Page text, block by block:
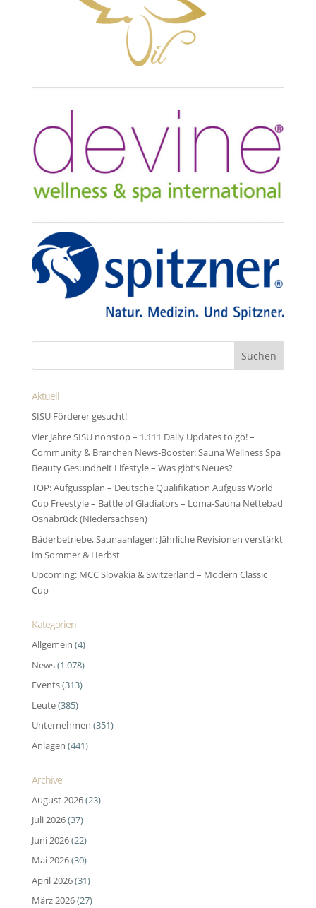
Aktuell
SISU Förderer gesucht!
Vier Jahre SISU nonstop – 1.111 Daily Updates to go! –
Community & Branchen News-Booster: Sauna Wellness Spa
Beauty Gesundheit Lifestyle – Was gibt’s Neues?
TOP: Aufgussplan – Deutsche Qualifikation Aufguss World
Cup Freestyle – Battle of Gladiators – Loma-Sauna Nettebad
Osnabrück (Niedersachsen)
Bäderbetriebe, Saunaanlagen: Jährliche Revisionen verstärkt
im Sommer & Herbst
Upcoming: MCC Slovakia & Switzerland – Modern Classic
Cup
Kategorien
Allgemein (4)
News(1.078)
Events(313)
Leute(385)
Unternehmen (351)
Anlagen (441)
Archive
August 2026(23)
Juli 2026(37)
Juni 2026(22)
Mai 2026(30)
April 2026(31)
März 2026(27)